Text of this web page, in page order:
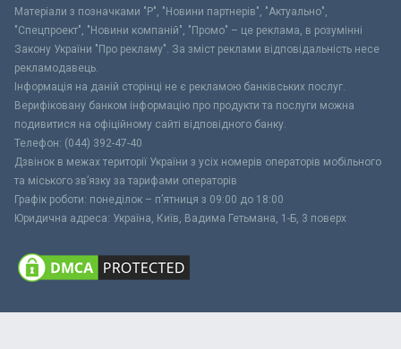
Матеріали з позначками "Р", "Новини партнерів", "Актуально",
"Спецпроект", "Новини компаній", "Промо" – це реклама, в розумінні
Закону України "Про рекламу". За зміст реклами відповідальність несе
рекламодавець.
Інформація на даній сторінці не є рекламою банківських послуг.
Верифіковану банком інформацію про продукти та послуги можна
подивитися на офіційному сайті відповідного банку.
Телефон: (044) 392-47-40
Дзвінок в межах території України з усіх номерів операторів мобільного
та міського зв’язку за тарифами операторів
Графік роботи: понеділок – п’ятниця з 09:00 до 18:00
Юридична адреса: Україна, Київ, Вадима Гетьмана, 1-Б, 3 поверх